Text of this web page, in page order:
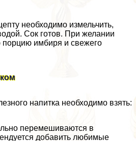
необходимо измельчить,
Сок готов. При желании
порцию имбиря и свежего
напитка необходимо взять:
перемешиваются в
добавить любимые